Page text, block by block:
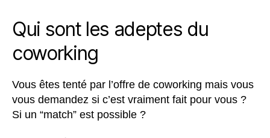
Qui sont les adeptes du
coworking
Vous êtes tenté par l’offre de coworking mais vous
vous demandez si c’est vraiment fait pour vous ?
Si un “match” est possible ?